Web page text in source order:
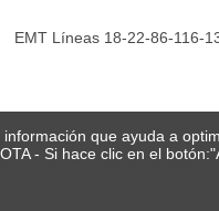
EMT Líneas 18-22-86-116-
que ayuda a
- Si hace clic en el